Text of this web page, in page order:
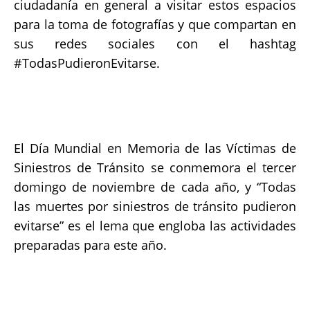
ciudadanía en general a visitar estos espacios
para la toma de fotografías y que compartan en
sus redes sociales con el hashtag
#TodasPudieronEvitarse.
El Día Mundial en Memoria de las Víctimas de
Siniestros de Tránsito se conmemora el tercer
domingo de noviembre de cada año, y “Todas
las muertes por siniestros de tránsito pudieron
evitarse” es el lema que engloba las actividades
preparadas para este año.